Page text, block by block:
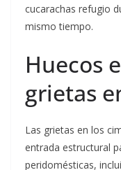
cucarachas refugio
mismo tiempo.
Huecos
grietas
Las grietas en los
entrada estructural
peridomésticas,